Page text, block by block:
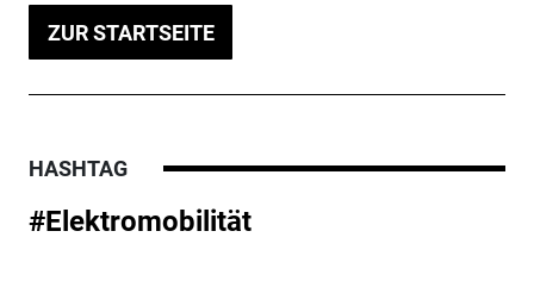
ZUR STARTSEITE
HASHTAG
#Elektromobilität